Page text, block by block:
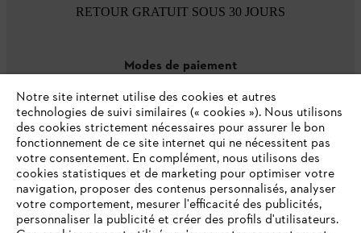
RETOUR GRATUIT SOUS 30 JOURS
Modes de paiement
Notre site internet utilise des cookies et autres
technologies de suivi similaires (« cookies »). Nous utilisons
des cookies strictement nécessaires pour assurer le bon
fonctionnement de ce site internet qui ne nécessitent pas
votre consentement. En complément, nous utilisons des
cookies statistiques et de marketing pour optimiser votre
navigation, proposer des contenus personnalisés, analyser
votre comportement, mesurer l'efficacité des publicités,
personnaliser la publicité et créer des profils d'utilisateurs.